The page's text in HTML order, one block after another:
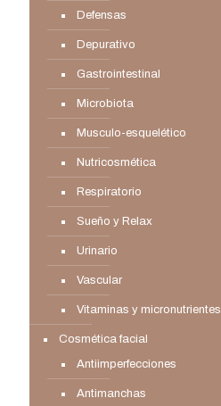
Defensas
Depurativo
Gastrointestinal
Microbiota
Musculo-esquelético
Nutricosmética
Respiratorio
Sueño y Relax
Urinario
Vascular
Vitaminas y micronutrientes
Cosmética facial
Antiimperfecciones
Antimanchas